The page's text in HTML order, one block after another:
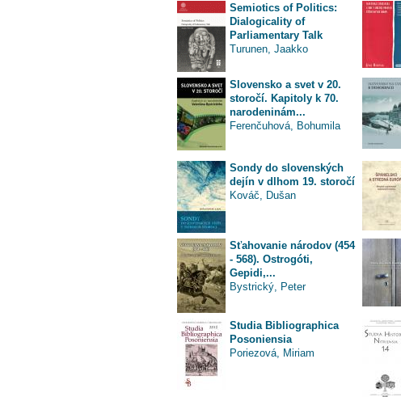
Semiotics of Politics:
Dialogicality of
Parliamentary Talk
Turunen, Jaakko
Slovensko a svet v 20.
storočí. Kapitoly k 70.
narodeninám...
Ferenčuhová, Bohumila
Sondy do slovenských
dejín v dlhom 19. storočí
Kováč, Dušan
Sťahovanie národov (454
- 568). Ostrogóti,
Gepidi,...
Bystrický, Peter
Studia Bibliographica
Posoniensia
Poriezová, Miriam